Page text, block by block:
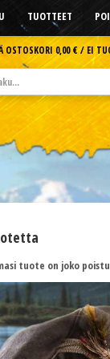
TUOTTEET
OSTOSKORI 0,00 € /EI
tuote on joko